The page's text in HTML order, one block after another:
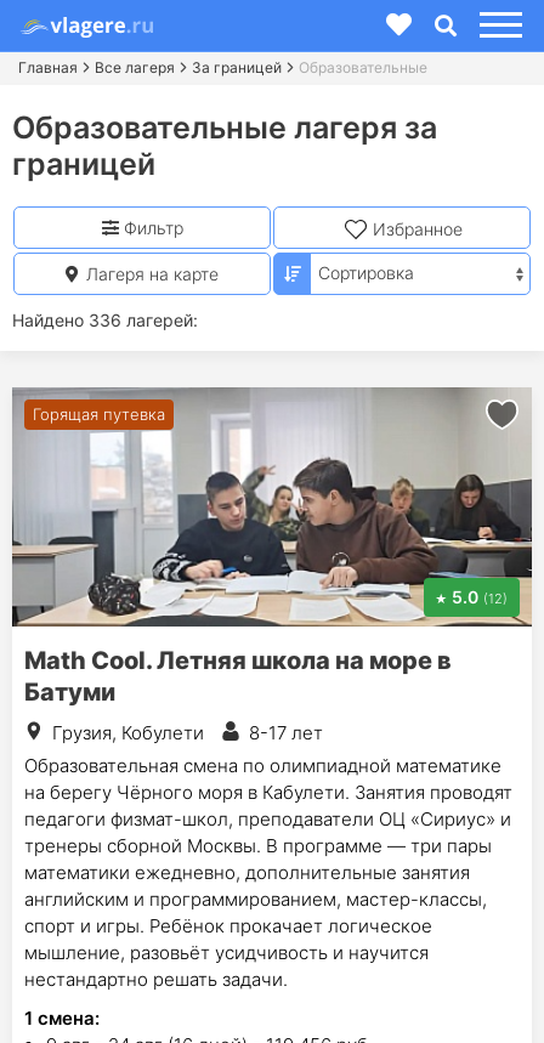
Главная Все лагеря За границей Образовательные
Образовательные лагеря за
границей
Найдено 336 лагерей:
Фильтр Избранное
Лагеря на карте
Горящая путевка
5.0 (12)
Math Cool. Летняя школа на море в
Батуми
Грузия, Кобулети
8-17 лет
Образовательная смена по олимпиадной математике
на берегу Чёрного моря в Кабулети. Занятия проводят
педагоги физмат-школ, преподаватели ОЦ «Сириус» и
тренеры сборной Москвы. В программе — три пары
математики ежедневно, дополнительные занятия
английским и программированием, мастер-классы,
спорт и игры. Ребёнок прокачает логическое
мышление, разовьёт усидчивость и научится
нестандартно решать задачи.
1 смена: